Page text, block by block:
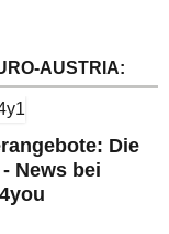
AUSTRIA:
Die
News bei